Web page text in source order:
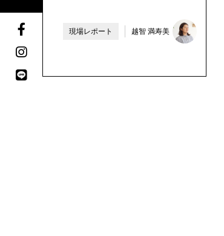
現場レポート 越智 満寿美